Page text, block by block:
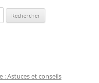
: Astuces et conseils